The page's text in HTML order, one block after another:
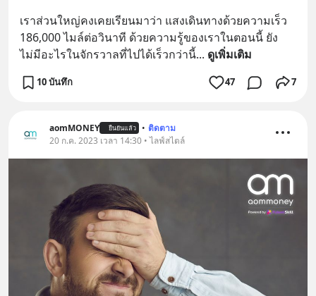
เราส่วนใหญ่คงเคยเรียนมาว่า แสงเดินทางด้วยความเร็ว
186,000 ไมล์ต่อวินาที ด้วยความรู้ของเราในตอนนี้ ยัง
ไม่มีอะไรในจักรวาลที่ไปได้เร็วกว่านี้... ดูเพิ่มเติม
10 บันทึก 47 7
aomMONEY ยืนยันแล้ว • ติดตาม
20 ก.ค. 2023 เวลา 14:30 • ไลฟ์สไตล์